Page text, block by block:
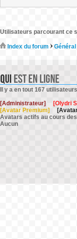
Utilisateurs parcourant ce
Index du forum Général
Il y a en tout 167
[Administrateur]
[Olydri
[Avatar Premium]
Avatars actifs au cours
Aucun